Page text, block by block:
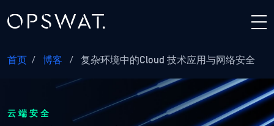
首页 / 博客 / 复杂环境中的Cloud 技术应用与网络安全
云端安全